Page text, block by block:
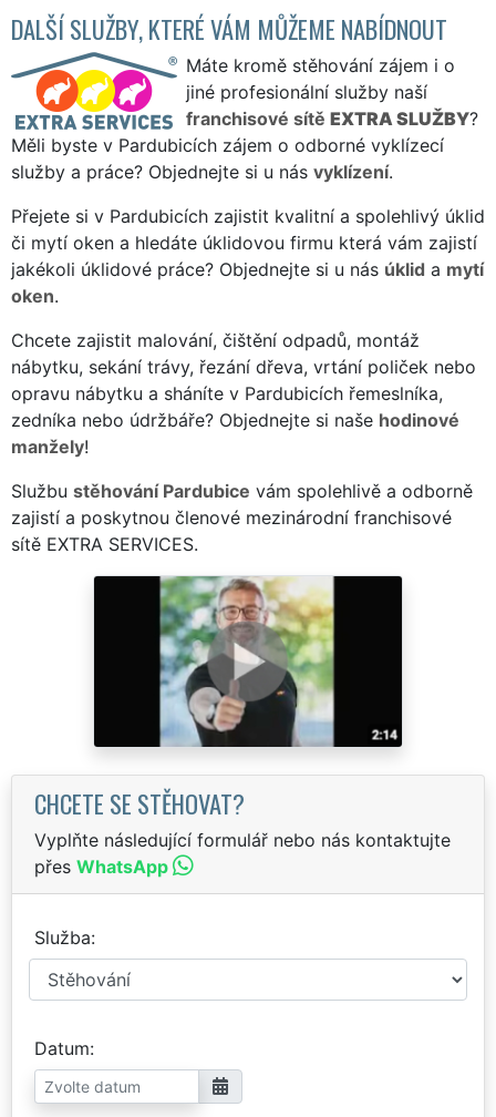
DALŠÍ SLUŽBY, KTERÉ VÁM MŮŽEME NABÍDNOUT
Máte kromě stěhování zájem i o
jiné profesionální služby naší
franchisové sítě EXTRA SLUŽBY?
Měli byste v Pardubicích zájem o odborné vyklízecí
služby a práce? Objednejte si u nás vyklízení.
Přejete si v Pardubicích zajistit kvalitní a spolehlivý úklid
či mytí oken a hledáte úklidovou firmu která vám zajistí
jakékoli úklidové práce? Objednejte si u nás úklid a mytí
oken.
Chcete zajistit malování, čištění odpadů, montáž
nábytku, sekání trávy, řezání dřeva, vrtání poliček nebo
opravu nábytku a sháníte v Pardubicích řemeslníka,
zedníka nebo údržbáře? Objednejte si naše hodinové
manžely!
Službu stěhování Pardubice vám spolehlivě a odborně
zajistí a poskytnou členové mezinárodní franchisové
sítě EXTRA SERVICES.
CHCETE SE STĚHOVAT?
Vyplňte následující formulář nebo nás kontaktujte
přes WhatsApp
Služba
Datum